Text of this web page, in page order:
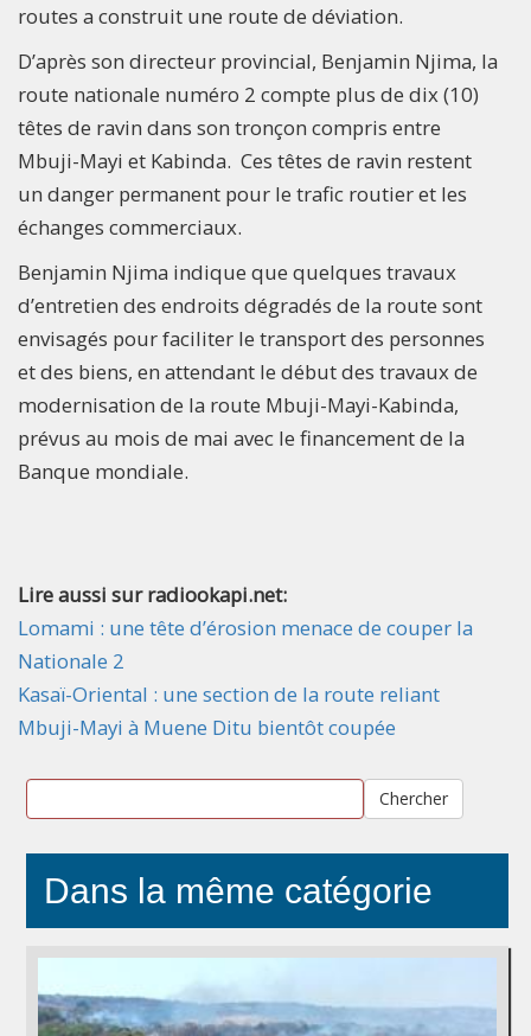
routes a construit une route de déviation.
D’après son directeur provincial, Benjamin Njima, la
route nationale numéro 2 compte plus de dix (10)
têtes de ravin dans son tronçon compris entre
Mbuji-Mayi et Kabinda. Ces têtes de ravin restent
un danger permanent pour le trafic routier et les
échanges commerciaux.
Benjamin Njima indique que quelques travaux
d’entretien des endroits dégradés de la route sont
envisagés pour faciliter le transport des personnes
et des biens, en attendant le début des travaux de
modernisation de la route Mbuji-Mayi-Kabinda,
prévus au mois de mai avec le financement de la
Banque mondiale.
Lire aussi sur radiookapi.net:
Lomami : une tête d’érosion menace de couper la
Nationale 2
Kasaï-Oriental : une section de la route reliant
Mbuji-Mayi à Muene Ditu bientôt coupée
Chercher
Dans la même catégorie